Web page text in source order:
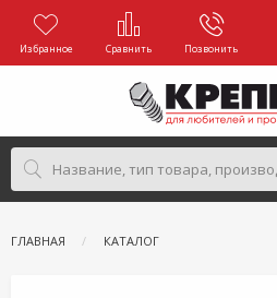
Избранное Сравнить Позвонить
ГЛАВНАЯ КАТАЛОГ